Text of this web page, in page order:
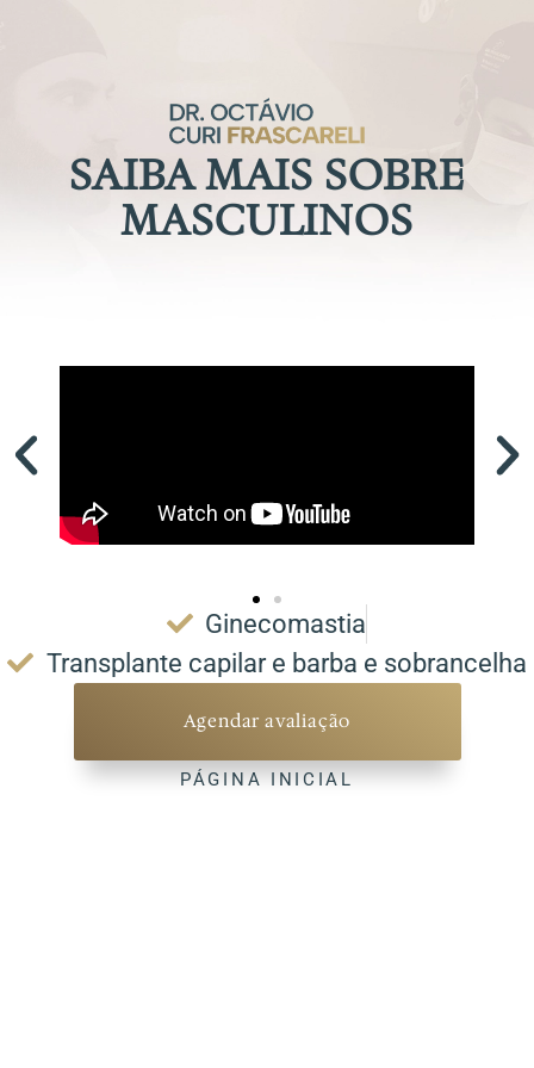
SAIBA MAIS SOBRE
MASCULINOS
Ginecomastia
Transplante capilar e barba e sobrancelha
Agendar avaliação
PÁGINA INICIAL